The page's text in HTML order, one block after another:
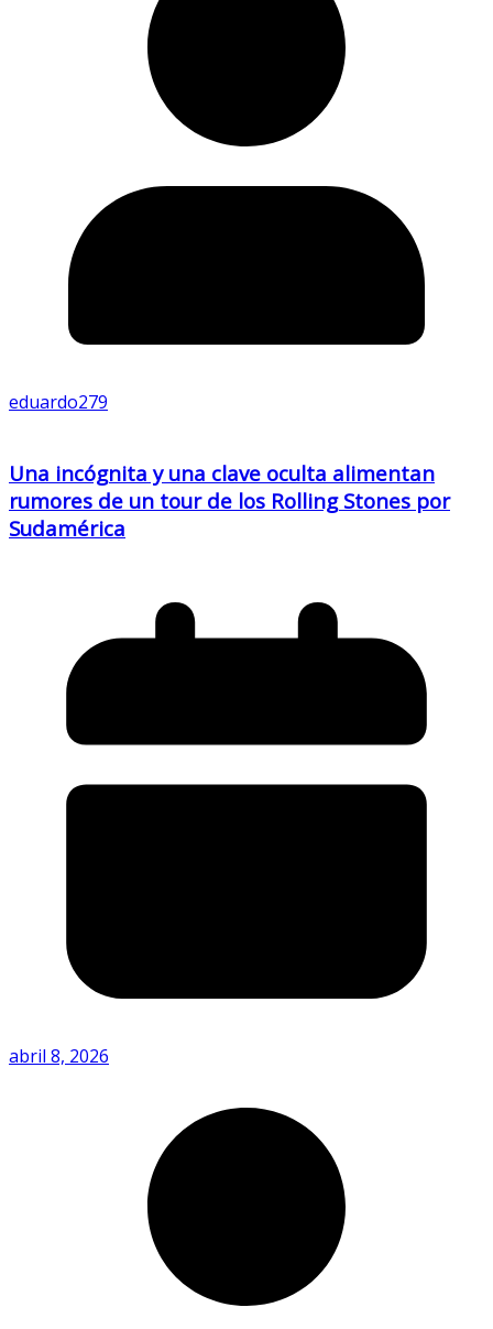
eduardo279
Una incógnita y una clave oculta alimentan
rumores de un tour de los Rolling Stones por
Sudamérica
abril 8, 2026